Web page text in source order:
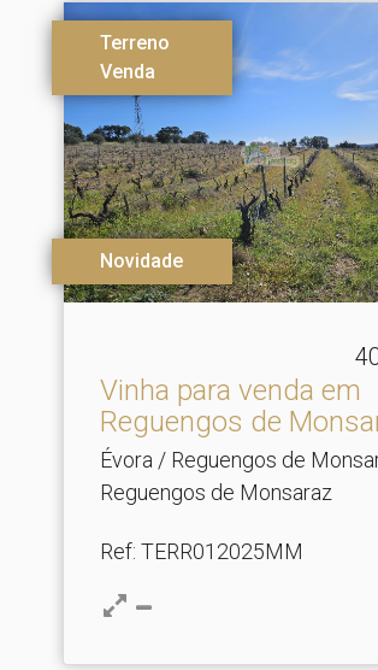
Terreno
Venda
Novidade
Vinha para venda em
Reguengos de
Évora / Reguengos de
Reguengos de Monsaraz
Ref: TERR012025MM